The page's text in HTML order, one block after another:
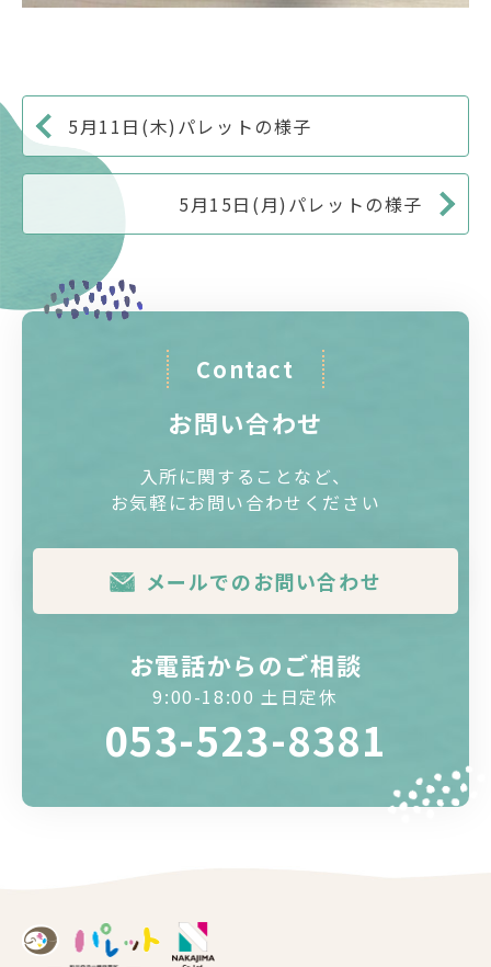
5月11日(木)パレットの様子
5月15日(月)パレットの様子
Contact
お問い合わせ
入所に関することなど、
お気軽にお問い合わせください
メールでのお問い合わせ
お電話からのご相談
9:00-18:00 土日定休
053-523-8381